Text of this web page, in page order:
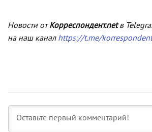
Новости отКорреспондент.netв
на наш канал https://t.me/